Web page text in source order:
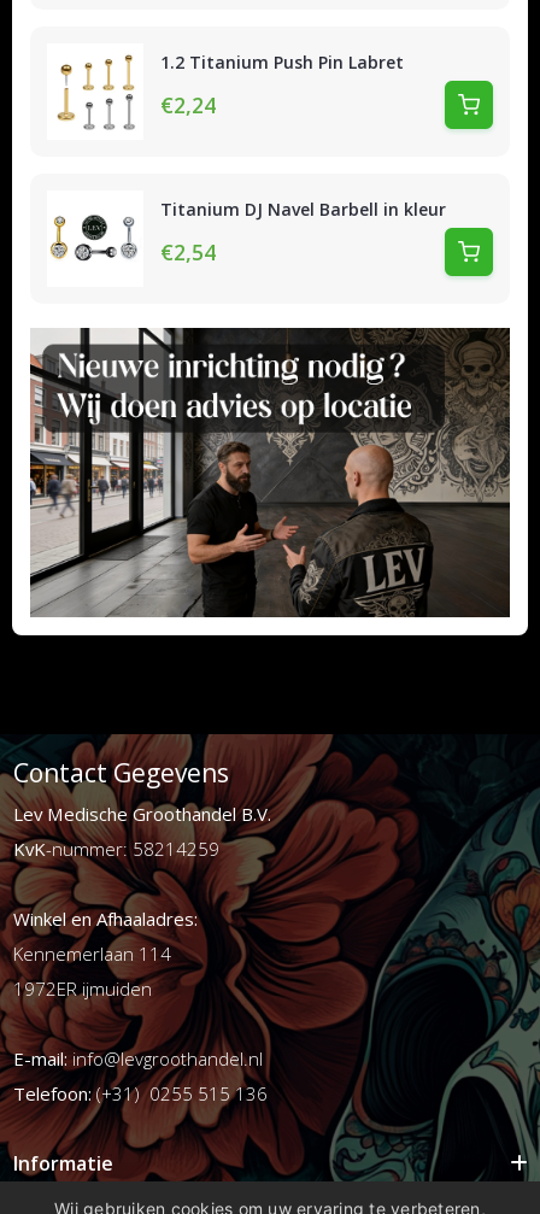
1.2 Titanium Push Pin Labret
€2,24
Titanium DJ Navel Barbell in kleur
€2,54
Contact Gegevens
Lev Medische Groothandel B.V.
KvK-nummer: 58214259
Winkel en Afhaaladres:
Kennemerlaan 114
1972ER ijmuiden
E-mail:info@levgroothandel.nl
Telefoon:(+31) 0255 515 136
Informatie
Mijn account
Wij gebruiken cookies om uw ervaring te verbeteren,